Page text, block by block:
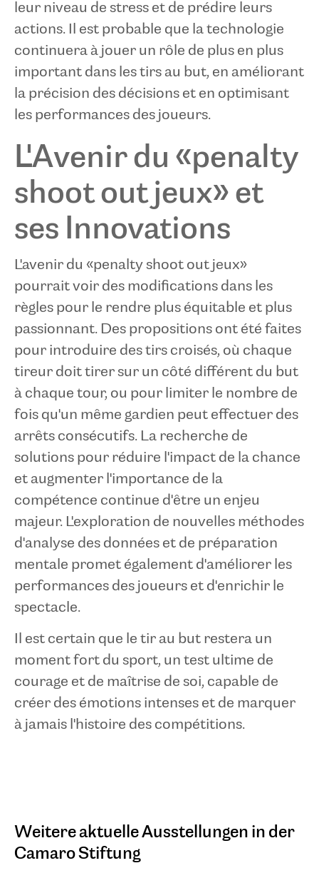
leur niveau de stress et de prédire leurs
actions. Il est probable que la technologie
continuera à jouer un rôle de plus en plus
important dans les tirs au but, en améliorant
la précision des décisions et en optimisant
les performances des joueurs.
L'Avenir du «penalty
shoot out jeux» et
ses Innovations
L'avenir du «penalty shoot out jeux»
pourrait voir des modifications dans les
règles pour le rendre plus équitable et plus
passionnant. Des propositions ont été faites
pour introduire des tirs croisés, où chaque
tireur doit tirer sur un côté différent du but
à chaque tour, ou pour limiter le nombre de
fois qu'un même gardien peut effectuer des
arrêts consécutifs. La recherche de
solutions pour réduire l'impact de la chance
et augmenter l'importance de la
compétence continue d'être un enjeu
majeur. L'exploration de nouvelles méthodes
d'analyse des données et de préparation
mentale promet également d'améliorer les
performances des joueurs et d'enrichir le
spectacle.
Il est certain que le tir au but restera un
moment fort du sport, un test ultime de
courage et de maîtrise de soi, capable de
créer des émotions intenses et de marquer
à jamais l'histoire des compétitions.
Weitere aktuelle Ausstellungen in der
Camaro Stiftung